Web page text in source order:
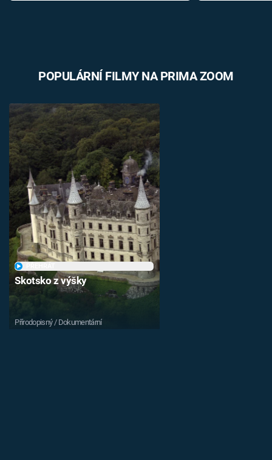
POPULÁRNÍ FILMY NA PRIMA ZOOM
Skotsko z výšky
Přírodopisný / Dokumentární